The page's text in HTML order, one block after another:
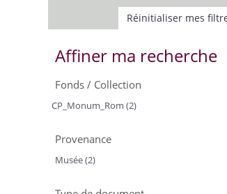
Réinitialiser mes
Affiner ma recherche
Fonds / Collection
CP_Monum_Rom (2)
Provenance
Musée (2)